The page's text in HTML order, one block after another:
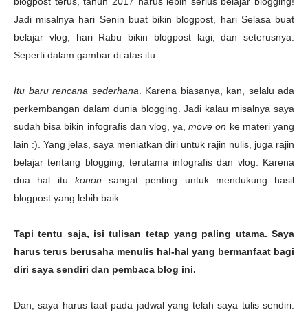
Jadi misalnya hari Senin buat bikin blogpost, hari Selasa buat
belajar vlog, hari Rabu bikin blogpost lagi, dan seterusnya.
Seperti dalam gambar di atas itu.
Itu baru rencana sederhana . Karena biasanya, kan, selalu ada
perkembangan dalam dunia blogging. Jadi kalau misalnya saya
sudah bisa bikin infografis dan vlog, ya,move on ke materi yang
lain :). Yang jelas, saya meniatkan diri untuk rajin nulis, juga rajin
belajar tentang blogging, terutama infografis dan vlog. Karena
dua hal itu konon sangat penting untuk mendukung hasil
blogpost yang lebih baik.
Tapi tentu saja, isi tulisan tetap yang paling utama. Saya
harus terus berusaha menulis hal-hal yang bermanfaat bagi
diri saya sendiri dan pembaca blog ini.
Dan, saya harus taat pada jadwal yang telah saya tulis sendiri.